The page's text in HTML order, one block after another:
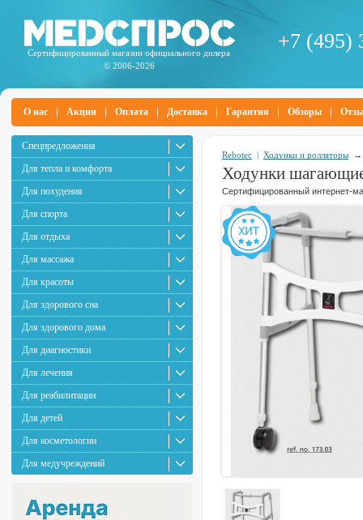
Сертифицированный магазин официального дилера
© 2006-2026
+7 (495)
О нас Акции Оплата Доставка Гарантия Обзоры
Спецпредложения
Для тепла и комфорта
Для похудения
Для спорта
Для отдыха
Для массажа
Для красоты
Для здорового сна
Для здорового дома
Для диагностики
Для лечения
Для реабилитации
Для детей
Для косметологии
Для медучреждений
Rebotec | Ходунки и роллаторы
Ходунки
Сертифицированный интернет-